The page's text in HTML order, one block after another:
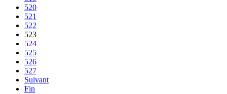
520
521
522
523
524
525
526
527
Suivant
Fin